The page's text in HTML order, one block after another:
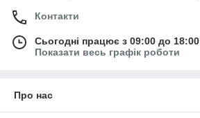
Контакти
Сьогодні працює з 09:00 до 18:00
Показати весь графік роботи
Про нас